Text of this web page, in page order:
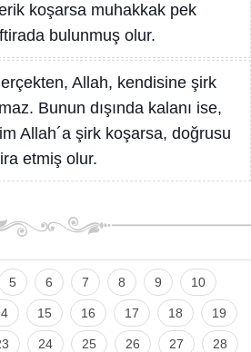
koşarsa muhakkak pek
bulunmuş olur.
Allah, kendisine şirk
Bunun dışında kalanı ise,
Allah´a şirk koşarsa, doğrusu
etmiş olur.
5 6 7 8 9 10
15 16 17 18 19
24 25 26 27 28